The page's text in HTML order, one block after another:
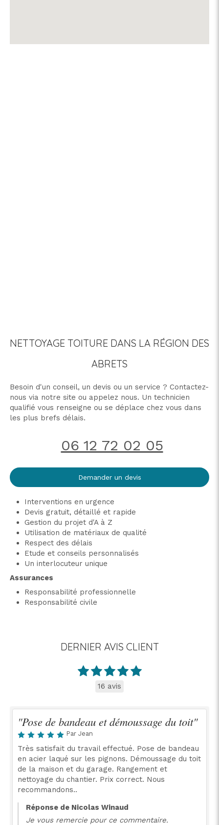
NETTOYAGE TOITURE DANS LA RÉGION DES
ABRETS
Besoin d'un conseil, un devis ou un service ? Contactez-
nous via notre site ou appelez nous. Un technicien
qualifié vous renseigne ou se déplace chez vous dans
les plus brefs délais.
06 12 72 02 05
Demander un devis
Interventions en urgence
Devis gratuit, détaillé et rapide
Gestion du projet d'A à Z
Utilisation de matériaux de qualité
Respect des délais
Etude et conseils personnalisés
Un interlocuteur unique
Assurances
Responsabilité professionnelle
Responsabilité civile
DERNIER AVIS CLIENT
16 avis
"Pose de bandeau et démoussage du toit"
Par Jean
Très satisfait du travail effectué. Pose de bandeau
en acier laqué sur les pignons. Démoussage du toit
de la maison et du garage. Rangement et
nettoyage du chantier. Prix correct. Nous
recommandons..
Réponse de Nicolas Winaud
Je vous remercie pour ce commentaire.